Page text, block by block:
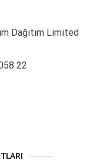
Dağıtım Limited
22